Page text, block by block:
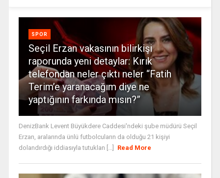
SPOR
Seçil Erzan vakasının bilirkişi
raporunda yeni detaylar: Kırık
telefondan neler çıktı neler “Fatih
Terim’e yaranacağım diye ne
yaptığının farkında mısın?”
DenizBank Levent Büyükdere Caddesi'ndeki şube müdürü Seçil
Erzan, aralarında ünlü futbolcuların da olduğu 21 kişiyi
dolandırdığı iddiasıyla tutuklan [...]
Read More